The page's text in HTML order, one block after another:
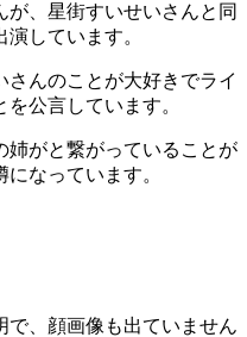
、星街すいせいさんと同
しています。
んのことが大好きでライ
公言しています。
姉がと繋がっていることが
なっています。
で、顔画像も出ていません